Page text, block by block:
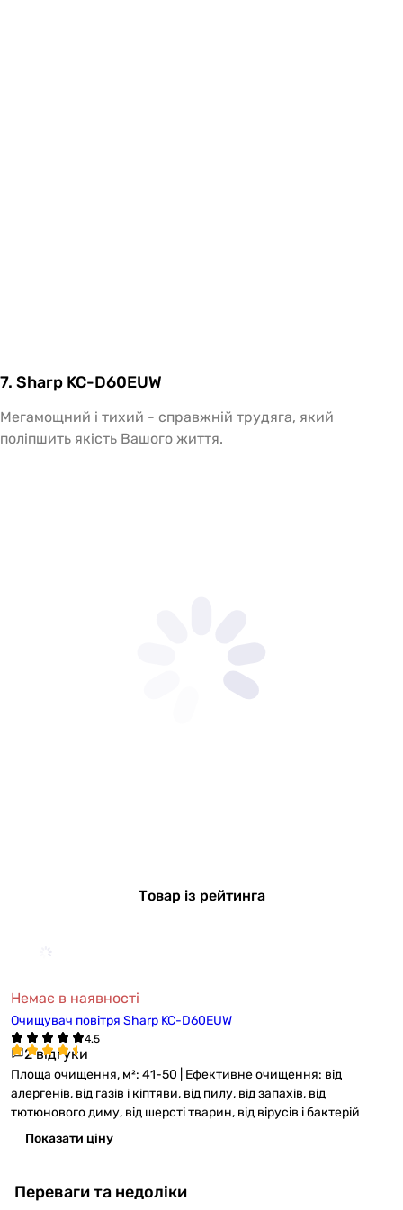
7. Sharp KC-D60EUW
Мегамощний і тихий - справжній трудяга, який
поліпшить якість Вашого життя.
Товар із рейтинга
Немає в наявності
Очищувач повітря Sharp KC-D60EUW
2 відгуки
Площа очищення, м²: 41-50 | Ефективне очищення: від
алергенів, від газів і кіптяви, від пилу, від запахів, від
тютюнового диму, від шерсті тварин, від вірусів і бактерій
Показати ціну
Переваги та недоліки